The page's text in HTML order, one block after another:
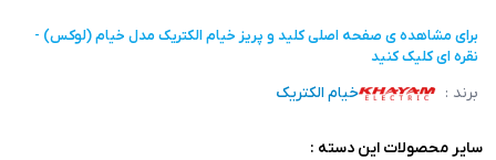
برای مشاهده ی صفحه اصلیکلید و پریز خیام الکتریک مدل خیام (لوکس) -
نقره ایکلیک کنید
برند : خیام الکتریک
سایر محصولات این دسته :